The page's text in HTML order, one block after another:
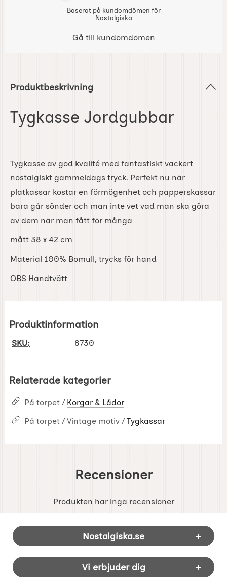
Baserat på kundomdömen för
Nostalgiska
Gå till kundomdömen
Produktbeskrivning
Tygkasse Jordgubbar
Tygkasse av god kvalité med fantastiskt vackert
nostalgiskt gammeldags tryck. Perfekt nu när
platkassar kostar en förmögenhet och papperskassar
bara går sönder och man inte vet vad man ska göra
av dem när man fått för många
mått 38 x 42 cm
Material 100% Bomull, trycks för hand
OBS Handtvätt
Produktinformation
SKU: 8730
Relaterade kategorier
På torpet / Korgar & Lådor
På torpet / Vintage motiv / Tygkassar
Recensioner
Produkten har inga recensioner
Sidfot Blandad info och länkar
Nostalgiska.se
Vi erbjuder dig